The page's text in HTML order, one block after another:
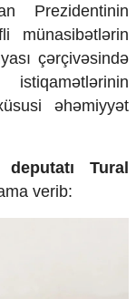
Prezidentinin
münasibətlərin
çərçivəsində
əhəmiyyət
Tural
verib: